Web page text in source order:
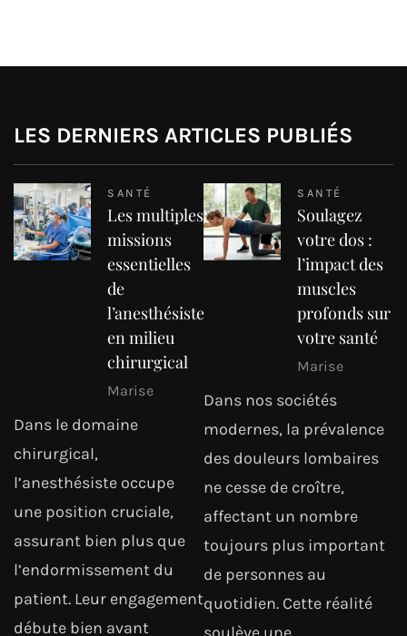
LES DERNIERS ARTICLES PUBLIÉS
SANTÉ
Les multiples
missions
essentielles
de
l’anesthésiste
en milieu
chirurgical
Marise
Dans le domaine
chirurgical,
l’anesthésiste occupe
une position cruciale,
assurant bien plus que
l’endormissement du
patient. Leur engagement
débute bien avant
SANTÉ
Soulagez
votre dos :
l’impact des
muscles
profonds sur
votre santé
Marise
Dans nos sociétés
modernes, la prévalence
des douleurs lombaires
ne cesse de croître,
affectant un nombre
toujours plus important
de personnes au
quotidien. Cette réalité